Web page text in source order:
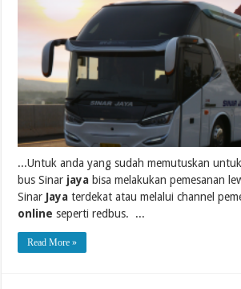
...Untuk anda yang sudah memutuskan
bus Sinar jaya bisa melakukan pemesanan
Sinar Jaya terdekat atau melalui channel
online seperti redbus. ...
Read More »